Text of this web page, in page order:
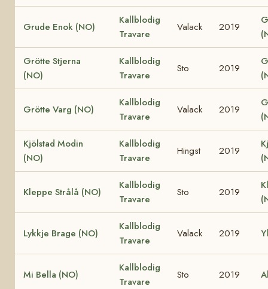
Grude Enok (NO)
Kallblodig
Travare
Valack 2019
Grötte Stjerna
(NO)
Kallblodig
Travare
Sto 2019
Grötte Varg (NO)
Kallblodig
Travare
Valack 2019
Kjölstad Modin
(NO)
Kallblodig
Travare
Hingst 2019
Kleppe Strålå (NO)
Kallblodig
Travare
Sto 2019
Lykkje Brage (NO)
Kallblodig
Travare
Valack 2019
Mi Bella (NO)
Kallblodig
Travare
Sto 2019